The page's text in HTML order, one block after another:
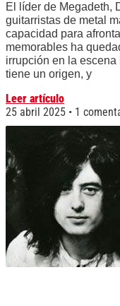
El líder de Megadeth,
guitarristas de metal
capacidad para
memorables ha
irrupción en la
tiene un origen, y
Leer artículo
25 abril 2025
1